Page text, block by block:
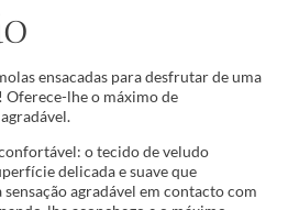
ensacadas para desfrutar de uma
Oferece-lhe o máximo de
o tecido de veludo
delicada e suave que
agradável em contacto com